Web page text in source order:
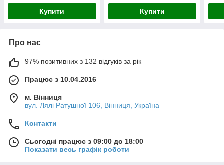
Купити Купити
Про нас
97% позитивних з 132 відгуків за рік
Працює з 10.04.2016
м. Вінниця
вул. Лялі Ратушної 106, Вінниця, Україна
Контакти
Сьогодні працює з 09:00 до 18:00
Показати весь графік роботи